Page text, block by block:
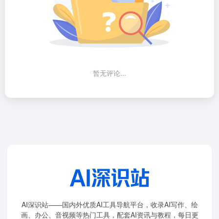
暂无评论...
AI深识站——国内外优质AI工具导航平台，收录AI写作、绘
画、办公、音视频等热门工具，配套AI资讯与教程，每日更